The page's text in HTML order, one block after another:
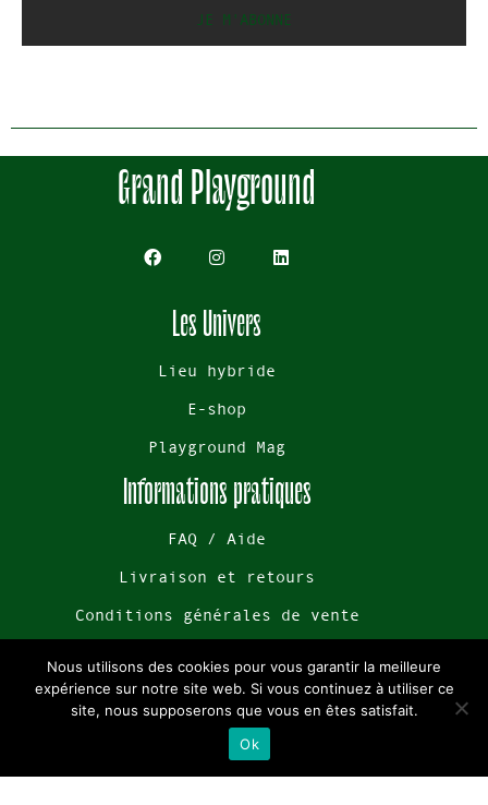
JE M'ABONNE
Grand Playground
Les Univers
Lieu hybride
E-shop
Playground Mag
Informations pratiques
FAQ / Aide
Livraison et retours
Conditions générales de vente
Notre boutique
17 rue du Sec Arembault à Lille
Ouvert du lundi au samedi
Horaires 1Oh-19h30
Nous utilisons des cookies pour vous garantir la meilleure
expérience sur notre site web. Si vous continuez à utiliser ce
site, nous supposerons que vous en êtes satisfait.
Ok